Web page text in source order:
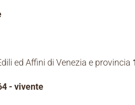
ed Affini di Venezia e provincia
- vivente